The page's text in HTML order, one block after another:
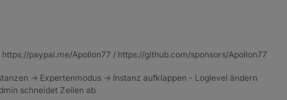
paypal.me/Apollon77 / https://github.com/sponsors/Apollon77
-> Expertenmodus -> Instanz aufklappen - Loglevel ändern
schneidet Zeilen ab